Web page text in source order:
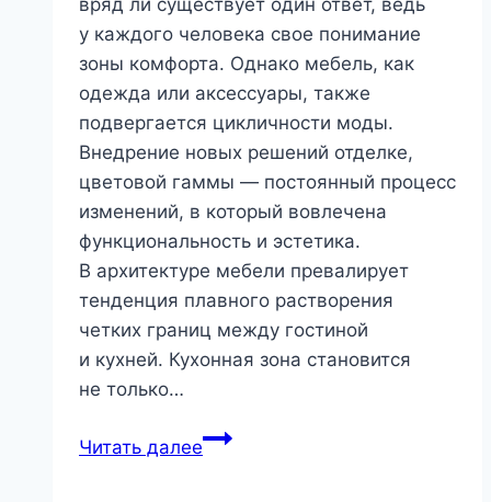
у каждого человека свое понимание
зоны комфорта. Однако мебель, как
одежда или аксессуары, также
подвергается цикличности моды.
Внедрение новых решений отделке,
цветовой гаммы — постоянный процесс
изменений, в который вовлечена
функциональность и эстетика.
В архитектуре мебели превалирует
тенденция плавного растворения
четких границ между гостиной
и кухней. Кухонная зона становится
не только…
Читать далееТенденции